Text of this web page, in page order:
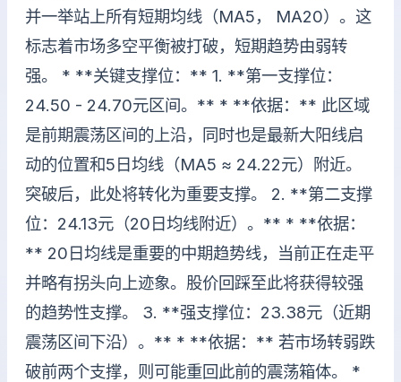
并一举站上所有短期均线（MA5， MA20）。这
标志着市场多空平衡被打破，短期趋势由弱转
强。 * **关键支撑位：** 1. **第一支撑位：
24.50 - 24.70元区间。** * **依据：** 此区域
是前期震荡区间的上沿，同时也是最新大阳线启
动的位置和5日均线（MA5 ≈ 24.22元）附近。
突破后，此处将转化为重要支撑。 2. **第二支撑
位：24.13元（20日均线附近）。** * **依据：
** 20日均线是重要的中期趋势线，当前正在走平
并略有拐头向上迹象。股价回踩至此将获得较强
的趋势性支撑。 3. **强支撑位：23.38元（近期
震荡区间下沿）。** * **依据：** 若市场转弱跌
破前两个支撑，则可能重回此前的震荡箱体。 *